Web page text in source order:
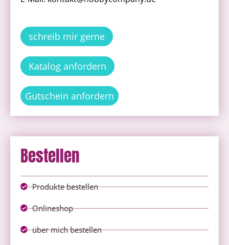
schreib mir gerne
Katalog anfordern
Gutschein anfordern
Bestellen
Produkte bestellen
Onlineshop
über mich bestellen